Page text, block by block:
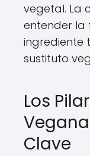
vegetal. La
entender la
ingrediente
sustituto
Los
Clave